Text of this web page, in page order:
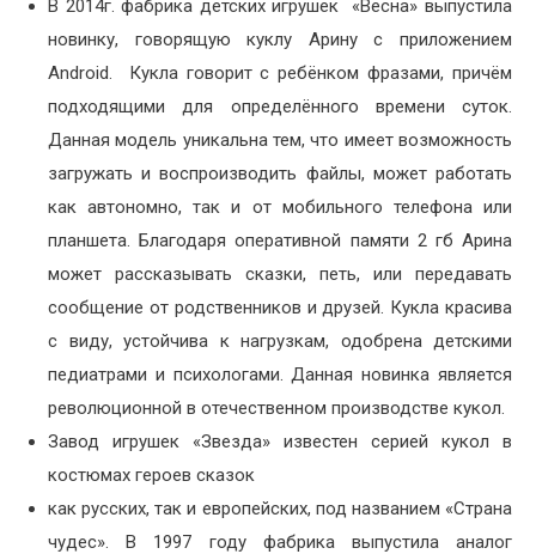
В 2014г. фабрика детских игрушек «Весна» выпустила
новинку, говорящую куклу Арину с приложением
Android. Кукла говорит с ребёнком фразами, причём
подходящими для определённого времени суток.
Данная модель уникальна тем, что имеет возможность
загружать и воспроизводить файлы, может работать
как автономно, так и от мобильного телефона или
планшета. Благодаря оперативной памяти 2 гб Арина
может рассказывать сказки, петь, или передавать
сообщение от родственников и друзей. Кукла красива
с виду, устойчива к нагрузкам, одобрена детскими
педиатрами и психологами. Данная новинка является
революционной в отечественном производстве кукол.
Завод игрушек «Звезда» известен серией кукол в
костюмах героев сказок
как русских, так и европейских, под названием «Страна
чудес». В 1997 году фабрика выпустила аналог